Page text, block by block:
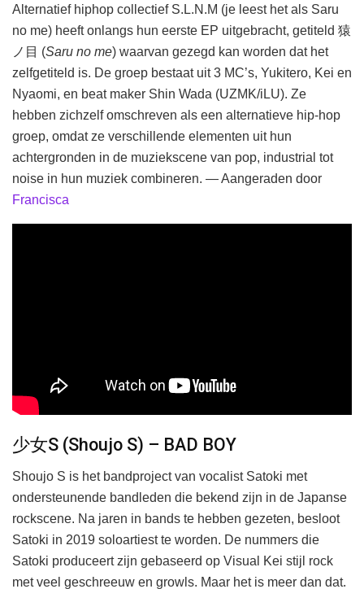
Alternatief hiphop collectief S.L.N.M (je leest het als Saru
no me) heeft onlangs hun eerste EP uitgebracht, getiteld 猿
ノ目 (Saru no me) waarvan gezegd kan worden dat het
zelfgetiteld is. De groep bestaat uit 3 MC’s, Yukitero, Kei en
Nyaomi, en beat maker Shin Wada (UZMK/iLU). Ze
hebben zichzelf omschreven als een alternatieve hip-hop
groep, omdat ze verschillende elementen uit hun
achtergronden in de muziekscene van pop, industrial tot
noise in hun muziek combineren. — Aangeraden door
Francisca
少女S (Shoujo S) – BAD BOY
Shoujo S is het bandproject van vocalist Satoki met
ondersteunende bandleden die bekend zijn in de Japanse
rockscene. Na jaren in bands te hebben gezeten, besloot
Satoki in 2019 soloartiest te worden. De nummers die
Satoki produceert zijn gebaseerd op Visual Kei stijl rock
met veel geschreeuw en growls. Maar het is meer dan dat.